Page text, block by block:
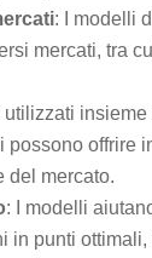
: I modelli
mercati, tra
utilizzati
possono offrire
del mercato.
: I modelli
in punti